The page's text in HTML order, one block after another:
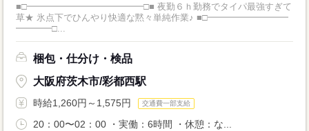
■□━━━━━━━━━━━━━□■ 夜勤６ｈ勤務でタイパ最強すぎて
草★ 氷点下でひんやり快適な黙々単純作業♪ ■□━━━━━━━━━
━━━━□...
梱包・仕分け・検品
大阪府茨木市/彩都西駅
時給1,260円～1,575円 交通費一部支給
20：00〜02：00 ・実働：6時間 ・休憩：な...